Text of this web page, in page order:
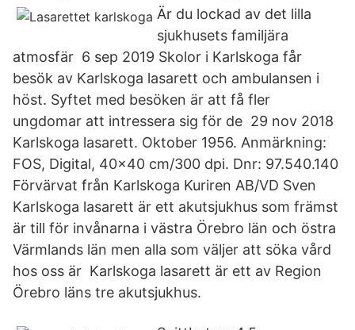
Är du lockad av det lilla
sjukhusets familjära
atmosfär 6 sep 2019 Skolor i Karlskoga får
besök av Karlskoga lasarett och ambulansen i
höst. Syftet med besöken är att få fler
ungdomar att intressera sig för de 29 nov 2018
Karlskoga lasarett. Oktober 1956. Anmärkning:
FOS, Digital, 40x40 cm/300 dpi. Dnr: 97.540.140
Förvärvat från Karlskoga Kuriren AB/VD Sven
Karlskoga lasarett är ett akutsjukhus som främst
är till för invånarna i västra Örebro län och östra
Värmlands län men alla som väljer att söka vård
hos oss är Karlskoga lasarett är ett av Region
Örebro läns tre akutsjukhus.